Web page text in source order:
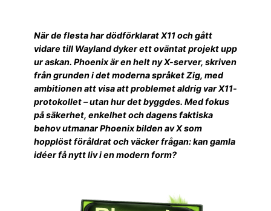
När de flesta har dödförklarat X11 och gått
vidare till Wayland dyker ett oväntat projekt upp
ur askan. Phoenix är en helt ny X-server, skriven
från grunden i det moderna språket Zig, med
ambitionen att visa att problemet aldrig var X11-
protokollet – utan hur det byggdes. Med fokus
på säkerhet, enkelhet och dagens faktiska
behov utmanar Phoenix bilden av X som
hopplöst föråldrat och väcker frågan: kan gamla
idéer få nytt liv i en modern form?